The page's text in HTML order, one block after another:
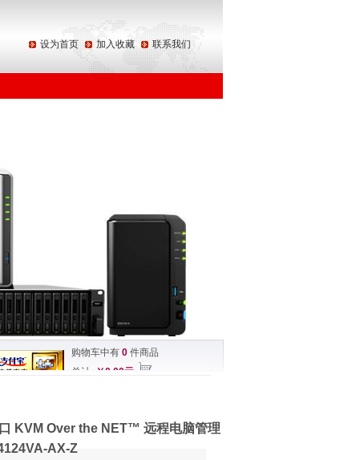
设为首页 加入收藏 联系我们
购物车中有 0 件商品
总计
￥0.00元
KVM Over the NET™ 远程电脑管理
AX-Z